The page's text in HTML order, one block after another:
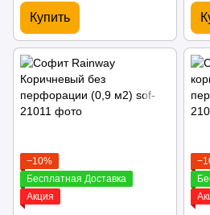
Купить
−10%
Бесплатная Доставка
Акция